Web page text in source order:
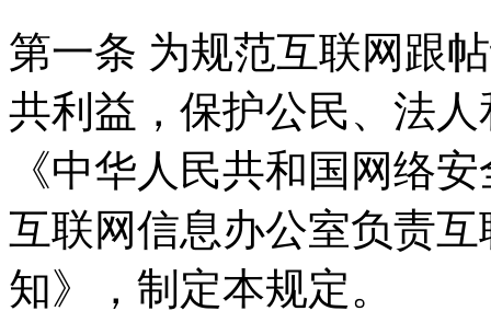
第一条 为规范互联网跟
共利益，保护公民、法
《中华人民共和国网络
互联网信息办公室负责
知》，制定本规定。